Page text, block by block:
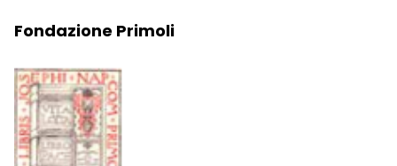
Fondazione Primoli